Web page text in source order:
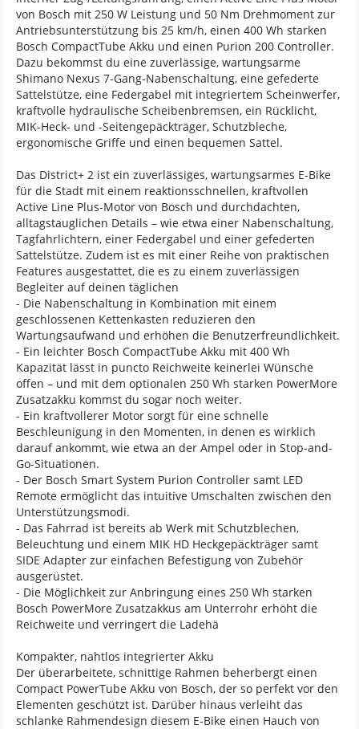
von Bosch mit 250 W Leistung und 50 Nm Drehmoment zur
Antriebsunterstützung bis 25 km/h, einen 400 Wh starken
Bosch CompactTube Akku und einen Purion 200 Controller.
Dazu bekommst du eine zuverlässige, wartungsarme
Shimano Nexus 7-Gang-Nabenschaltung, eine gefederte
Sattelstütze, eine Federgabel mit integriertem Scheinwerfer,
kraftvolle hydraulische Scheibenbremsen, ein Rücklicht,
MIK-Heck- und -Seitengepäckträger, Schutzbleche,
ergonomische Griffe und einen bequemen Sattel.
Das District+ 2 ist ein zuverlässiges, wartungsarmes E-Bike
für die Stadt mit einem reaktionsschnellen, kraftvollen
Active Line Plus-Motor von Bosch und durchdachten,
alltagstauglichen Details – wie etwa einer Nabenschaltung,
Tagfahrlichtern, einer Federgabel und einer gefederten
Sattelstütze. Zudem ist es mit einer Reihe von praktischen
Features ausgestattet, die es zu einem zuverlässigen
Begleiter auf deinen täglichen
- Die Nabenschaltung in Kombination mit einem
geschlossenen Kettenkasten reduzieren den
Wartungsaufwand und erhöhen die Benutzerfreundlichkeit.
- Ein leichter Bosch CompactTube Akku mit 400 Wh
Kapazität lässt in puncto Reichweite keinerlei Wünsche
offen – und mit dem optionalen 250 Wh starken PowerMore
Zusatzakku kommst du sogar noch weiter.
- Ein kraftvollerer Motor sorgt für eine schnelle
Beschleunigung in den Momenten, in denen es wirklich
darauf ankommt, wie etwa an der Ampel oder in Stop-and-
Go-Situationen.
- Der Bosch Smart System Purion Controller samt LED
Remote ermöglicht das intuitive Umschalten zwischen den
Unterstützungsmodi.
- Das Fahrrad ist bereits ab Werk mit Schutzblechen,
Beleuchtung und einem MIK HD Heckgepäckträger samt
SIDE Adapter zur einfachen Befestigung von Zubehör
ausgerüstet.
- Die Möglichkeit zur Anbringung eines 250 Wh starken
Bosch PowerMore Zusatzakkus am Unterrohr erhöht die
Reichweite und verringert die Ladehä
Kompakter, nahtlos integrierter Akku
Der überarbeitete, schnittige Rahmen beherbergt einen
Compact PowerTube Akku von Bosch, der so perfekt vor den
Elementen geschützt ist. Darüber hinaus verleiht das
schlanke Rahmendesign diesem E-Bike einen Hauch von